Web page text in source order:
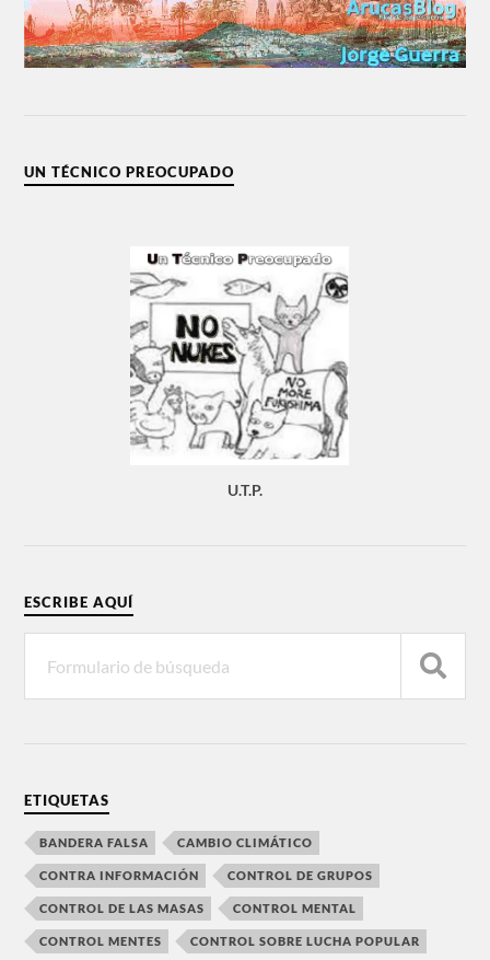
UN TÉCNICO PREOCUPADO
U.T.P.
ESCRIBE AQUÍ
ETIQUETAS
BANDERA FALSA CAMBIO CLIMÁTICO
CONTRA INFORMACIÓN CONTROL DE GRUPOS
CONTROL DE LAS MASAS CONTROL MENTAL
CONTROL MENTES CONTROL SOBRE LUCHA POPULAR